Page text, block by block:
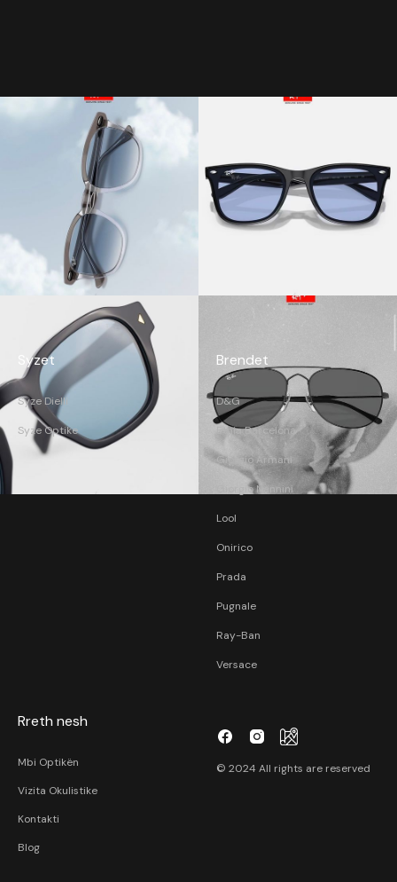
Syzet
Syze Dielli
Syze Optike
Brendet
D&G
Etnia Barcelona
Giorgio Armani
Giorgio Nannini
Lool
Onirico
Prada
Pugnale
Ray-Ban
Versace
Rreth nesh
Mbi Optikën
Vizita Okulistike
Kontakti
Blog
© 2024 All rights are reserved